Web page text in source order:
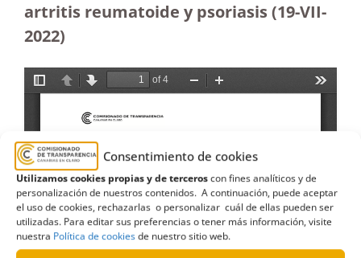
Consentimiento de cookies
Utilizamos cookies propias y de terceroscon fines analíticos y de
personalización de nuestros contenidos. A continuación, puede aceptar
el uso de cookies, rechazarlas o personalizar cuál de ellas pueden ser
utilizadas. Para editar sus preferencias o tener más información, visite
nuestra Política de cookiesde nuestro sitio web.
artritis reumatoide y psoriasis (19-VII-
2022)